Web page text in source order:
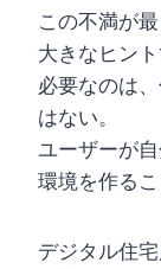
この不満が
大きなヒント
必要なのは
はない。
ユーザーが
環境を作るこ
デジタル住